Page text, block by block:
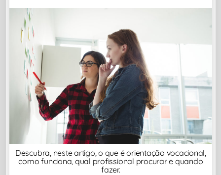
Descubra, neste artigo, o que é orientação vocacional,
como funciona, qual profissional procurar e quando
fazer.